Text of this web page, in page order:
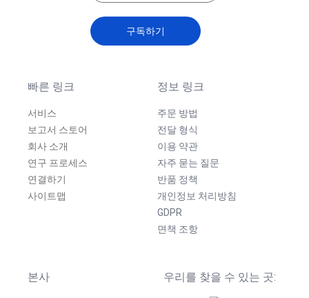
빠른 링크
서비스
보고서 스토어
회사 소개
연구 프로세스
연결하기
사이트맵
정보 링크
주문 방법
전달 형식
이용 약관
자주 묻는 질문
반품 정책
개인정보 처리방침
GDPR
면책 조항
본사 우리를 찾을 수 있는 곳:
구독하기